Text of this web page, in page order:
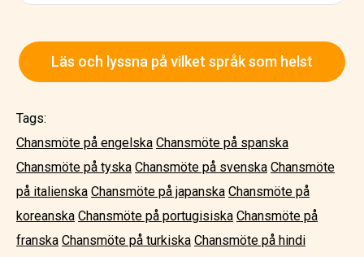
Läs och lyssna på vilket språk som helst
Tags:
Chansmöte på engelska Chansmöte på spanska
Chansmöte på tyska Chansmöte på svenska Chansmöte
på italienska Chansmöte på japanska Chansmöte på
koreanska Chansmöte på portugisiska Chansmöte på
franska Chansmöte på turkiska Chansmöte på hindi